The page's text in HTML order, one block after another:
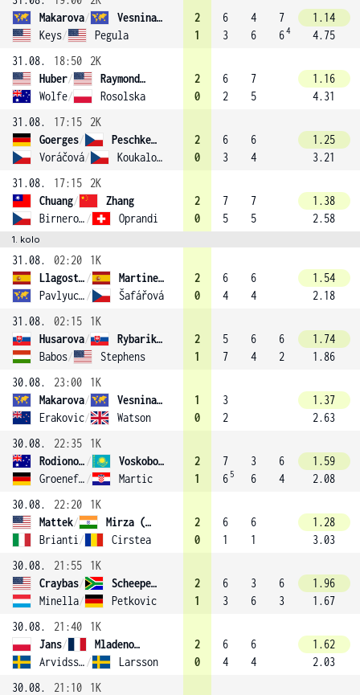
Makarova/
Vesnina (6)
Keys/ Pegula
2
1
6
3
4
6
7
64
1.14
4.75
31.08.
18:50
2K
Huber/
Raymond (1)
Wolfe/ Rosolska
2
0
6
2
7
5
1.16
4.31
31.08.
17:15
2K
Goerges/
Peschke (11)
Voráčová/ Koukalová
2
0
6
3
6
4
1.25
3.21
31.08.
17:15
2K
Chuang/
Zhang
Birnerová / Oprandi
2
0
7
5
7
5
1.38
2.58
1. kolo
31.08. 02:20
1K
Llagostera Vives /
Martinez Sanchez (8)
Pavlyuchenkova / Šafářová
2
0
6
4
6
4
1.54
2.18
31.08.
02:15
1K
Husarova/
Rybarikova
Babos/ Stephens
2
1
5
7
6
4
6
2
1.74
1.86
30.08.
23:00
1K
Makarova/
Vesnina (6)
Erakovic/ Watson
1
0
3
2
1.37
2.63
30.08.
22:35
1K
Rodionova /
Voskoboeva (12)
Groenefeld / Martic
2
1
7
6 5
3
6
6
4
1.59
2.08
30.08.
22:20
1K
Mattek/
Mirza (13)
Brianti / Cirstea
2
0
6
1
6
1
1.28
3.03
30.08.
21:55
1K
Craybas/
Scheepers
Minella/ Petkovic
2
1
6
3
3
6
6
3
1.96
1.67
30.08.
21:40
1K
Jans/
Mladenovic (15)
Arvidsson / Larsson
2
0
6
4
6
4
1.62
2.03
30.08.
21:10
1K